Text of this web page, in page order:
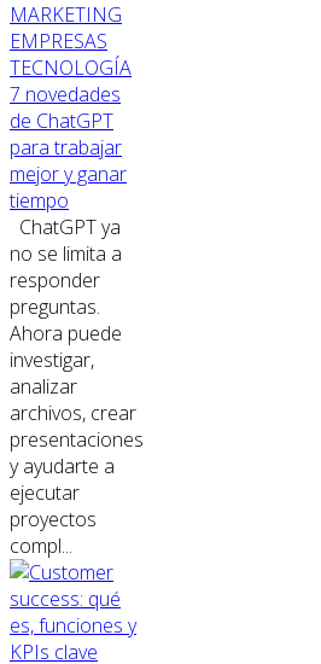
MARKETING
EMPRESAS
TECNOLOGÍA
7 novedades
de ChatGPT
para trabajar
mejor y ganar
tiempo
ChatGPT ya
no se limita a
responder
preguntas.
Ahora puede
investigar,
analizar
archivos, crear
presentaciones
y ayudarte a
ejecutar
proyectos
compl...